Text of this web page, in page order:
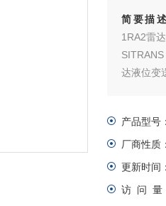
简要描述
1RA2雷
达液位变
产品型号：
厂商性质：
更新时间：
访 问 量